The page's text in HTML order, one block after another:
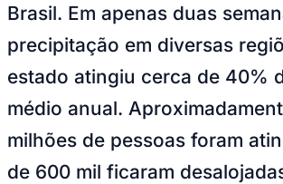
Premier League
La Liga
Bundesliga
Mundial 2026
Times - Ir direto
Brasil. Em apenas duas
precipitação em diversas
estado atingiu cerca de 40%
médio anual.
milhões de pessoas foram
de 600 mil ficaram